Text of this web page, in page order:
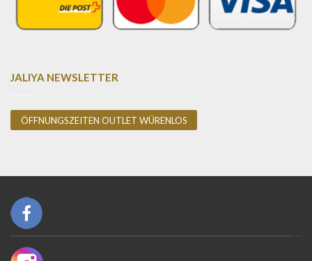
JALIYA NEWSLETTER
ÖFFNUNGSZEITEN OUTLET WÜRENLOS